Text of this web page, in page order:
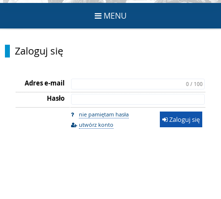
MENU
Zaloguj się
Adres e-mail 0 / 100
Hasło
nie pamiętam hasła
utwórz konto
Zaloguj się